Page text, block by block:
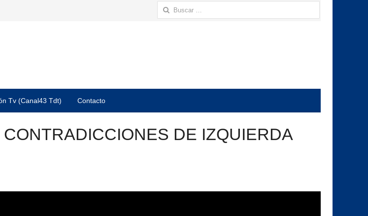
Buscar:
Tv (Canal43 Tdt) Contacto
DE IZQUIERDA